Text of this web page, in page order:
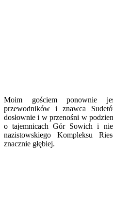
Moim gościem ponownie
przewodników i znawca
dosłownie i w przenośni w
o tajemnicach Gór Sowich i
nazistowskiego Kompleksu
znacznie głębiej.